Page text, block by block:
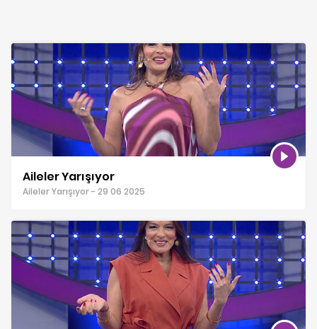
Aileler Yarışıyor
Aileler Yarışıyor - 29 06 2025